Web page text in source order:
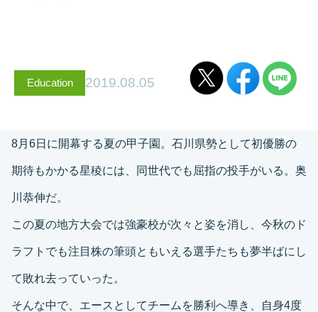
Education 2019.08.05
8月6日に開幕する夏の甲子園。石川県勢として初優勝の
期待もかかる星稜には、同世代でも屈指の投手がいる。奥
川恭伸だ。
この夏の地方大会では強豪校が次々と姿を消し、今秋のド
ラフトでも注目株の筆頭ともいえる選手たちも夢半ばにし
て敗れ去っていった。
そんな中で、エースとしてチームを勝利へ導き、自身4度